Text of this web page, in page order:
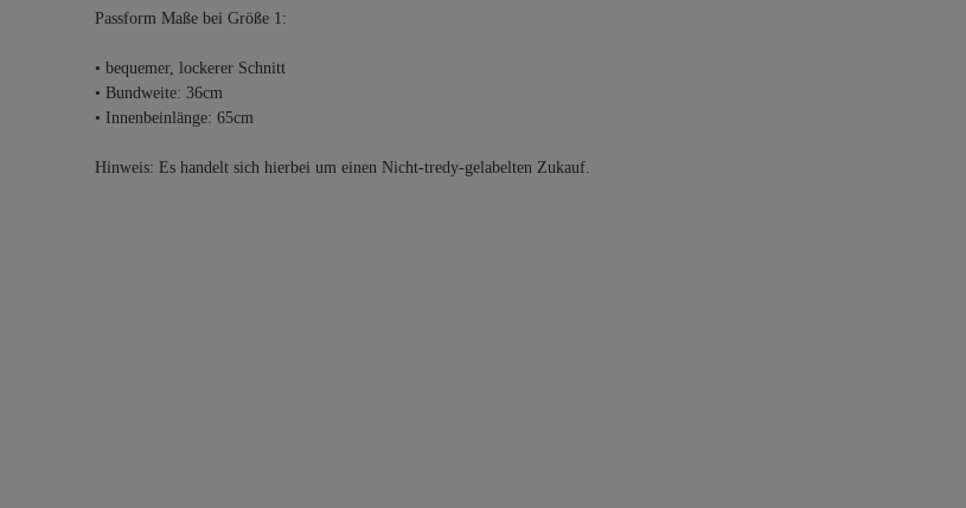
Passform Maße bei Größe 1:
• bequemer, lockerer Schnitt
• Bundweite: 36cm
• Innenbeinlänge: 65cm
Hinweis: Es handelt sich hierbei um einen Nicht-tredy-gelabelten Zukauf.